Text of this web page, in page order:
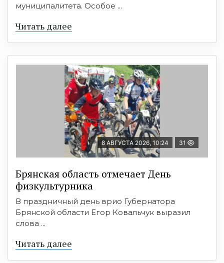
муниципалитета. Особое ...
Читать далее
8 АВГУСТА 2026, 10:24 31
Брянская область отмечает День
физкультурника
В праздничный день врио Губернатора
Брянской области Егор Ковальчук выразил
слова ...
Читать далее